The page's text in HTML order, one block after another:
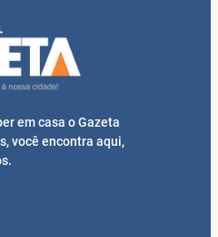
em casa o Gazeta
você encontra aqui,